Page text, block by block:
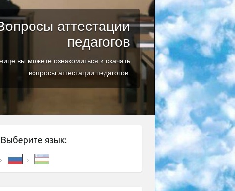
аттестации
педагогов
вы можете ознакомиться и скачать
вопросы аттестации педагогов.
Выберите язык: